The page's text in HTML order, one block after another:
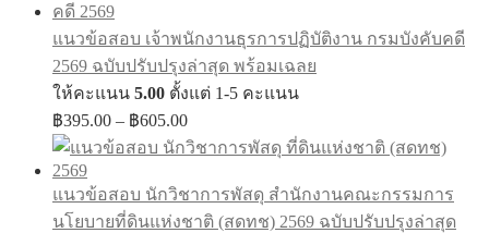
฿605.00
แนวข้อสอบ เจ้าพนักงานธุรการปฏิบัติงาน กรมบังคับคดี
2569 ฉบับปรับปรุงล่าสุด พร้อมเฉลย
ให้คะแนน 5.00 ตั้งแต่ 1-5 คะแนน
฿395.00 – ฿605.00Price
฿395.00
฿605.00
แนวข้อสอบ นักวิชาการพัสดุ สำนักงานคณะกรรมการ
นโยบายที่ดินแห่งชาติ (สดทช) 2569 ฉบับปรับปรุงล่าสุด